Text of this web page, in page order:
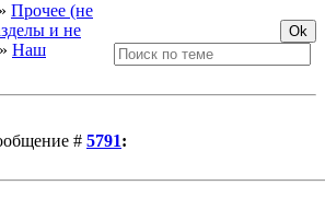
» Прочее (не
и не
» Наш
# 5791: